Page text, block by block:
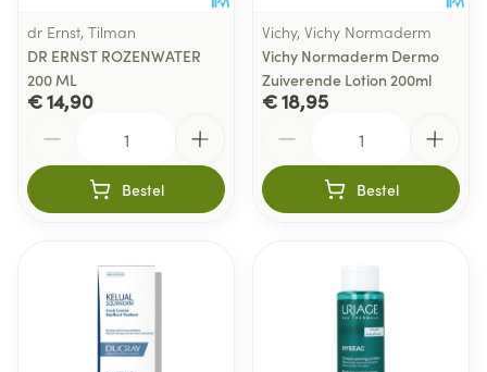
dr Ernst, Tilman
DR ERNST ROZENWATER
200 ML
€ 14,90
Bestel
Vichy, Vichy Normaderm
Vichy Normaderm Dermo
Zuiverende Lotion 200ml
€ 18,95
Bestel